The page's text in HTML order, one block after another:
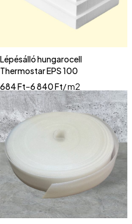
Lépésálló hungarocell
Thermostar EPS 100
684Ft–6 840Ft/ m2